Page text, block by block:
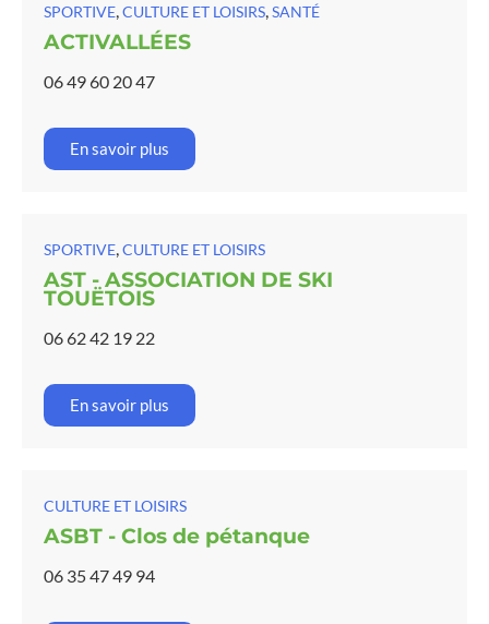
SPORTIVE CULTURE ET LOISIRS SANTÉ
ACTIVALLÉES
06 49 60 20 47
En savoir plus
SPORTIVE CULTURE ET LOISIRS
AST - ASSOCIATION DE SKI
TOUËTOIS
06 62 42 19 22
En savoir plus
CULTURE ET LOISIRS
ASBT - Clos de pétanque
06 35 47 49 94